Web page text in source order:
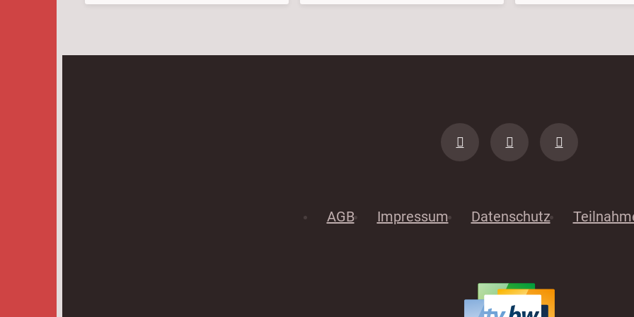
AGB Impressum Datenschutz